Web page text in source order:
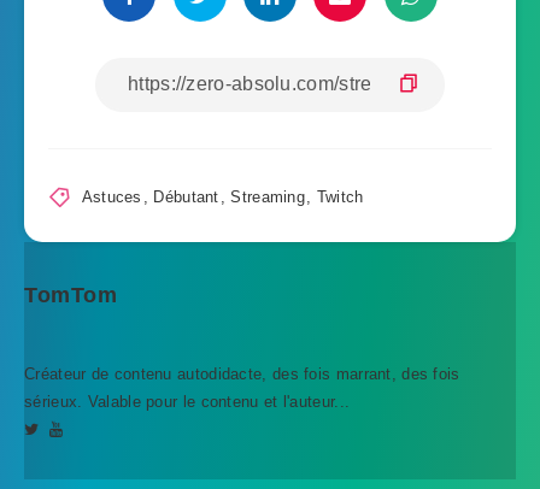
Astuces , Débutant ,Streaming, Twitch
TomTom
Créateur de contenu autodidacte, des fois marrant, des fois
sérieux. Valable pour le contenu et l'auteur...